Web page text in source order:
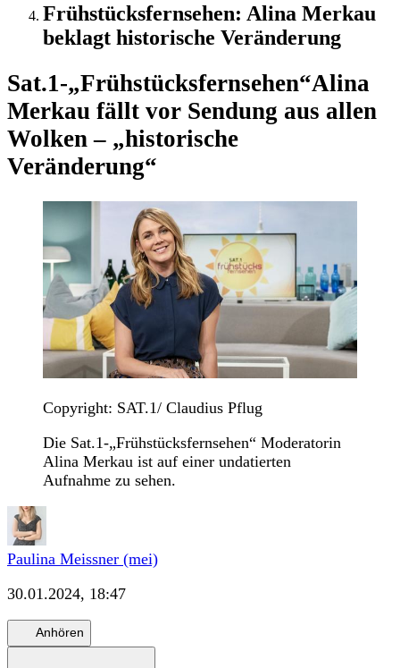
Frühstücksfernsehen: Alina Merkau
beklagt historische Veränderung
Sat.1-„Frühstücksfernsehen“Alina
Merkau fällt vor Sendung aus allen
Wolken – „historische
Veränderung“
Copyright: SAT.1/ Claudius Pflug
Die Sat.1-„Frühstücksfernsehen“ Moderatorin
Alina Merkau ist auf einer undatierten
Aufnahme zu sehen.
Paulina Meissner (mei)
30.01.2024, 18:47
Anhören